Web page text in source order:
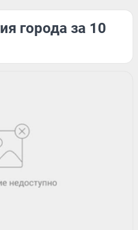
города за 10